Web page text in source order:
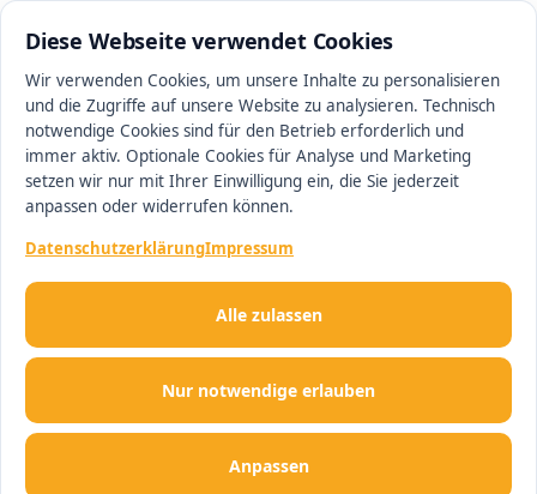
Diese Webseite verwendet Cookies
Wir verwenden Cookies, um unsere Inhalte zu personalisieren
und die Zugriffe auf unsere Website zu analysieren. Technisch
notwendige Cookies sind für den Betrieb erforderlich und
immer aktiv. Optionale Cookies für Analyse und Marketing
setzen wir nur mit Ihrer Einwilligung ein, die Sie jederzeit
anpassen oder widerrufen können.
DatenschutzerklärungImpressum
Nur notwendige erlauben
Anpassen
Alle zulassen